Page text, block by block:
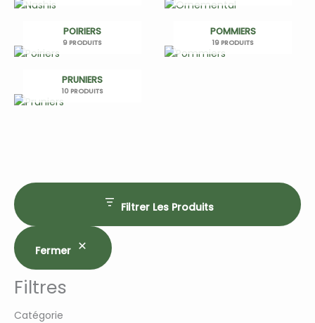
POIRIERS
9 PRODUITS
POMMIERS
19 PRODUITS
PRUNIERS
10 PRODUITS
Filtrer Les Produits
Fermer
Filtres
Catégorie